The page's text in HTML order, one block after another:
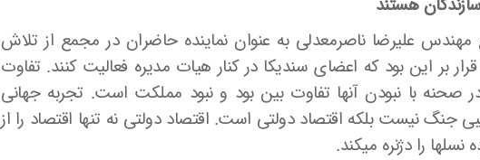
هستند
علیرضا ناصرمعدلی به عنوان نماینده حاضران در مجمع از تلاش
بر این بود که اعضای سندیکا در کنار هیات مدیره فعالیت کنند. تفاوت
با نبودن آنها تفاوت بین بود و نبود مملکت است. تجربه جهانی
جنگ نیست بلکه اقتصاد دولتی است. اقتصاد دولتی نه تنها اقتصاد را از
را دژنره می­کند.